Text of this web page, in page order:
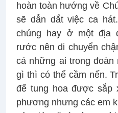
hoàn toàn hướng về
sẽ dẫn dắt việc ca
chúng hay ở một địa
rước nên di chuyển
cả những ai trong
gì thì có thể cầm nến.
để tung hoa được sắp
phương nhưng các em